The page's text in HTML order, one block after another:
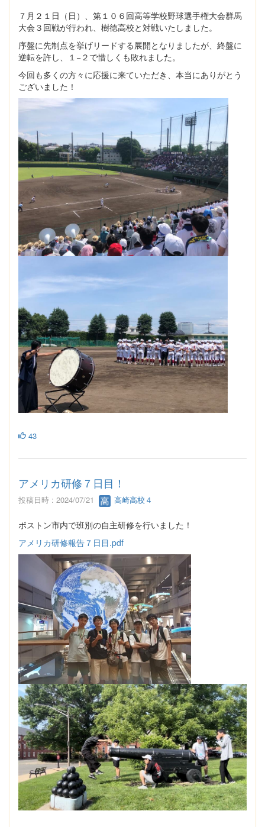
７月２１日（日）、第１０６回高等学校野球選手権大会群馬
大会３回戦が行われ、樹徳高校と対戦いたしました。
序盤に先制点を挙げリードする展開となりましたが、終盤に
逆転を許し、１−２で惜しくも敗れました。
今回も多くの方々に応援に来ていただき、本当にありがとう
ございました！
43
アメリカ研修７日目！
投稿日時 : 2024/07/21 高崎高校４
ボストン市内で班別の自主研修を行いました！
アメリカ研修報告７日目.pdf